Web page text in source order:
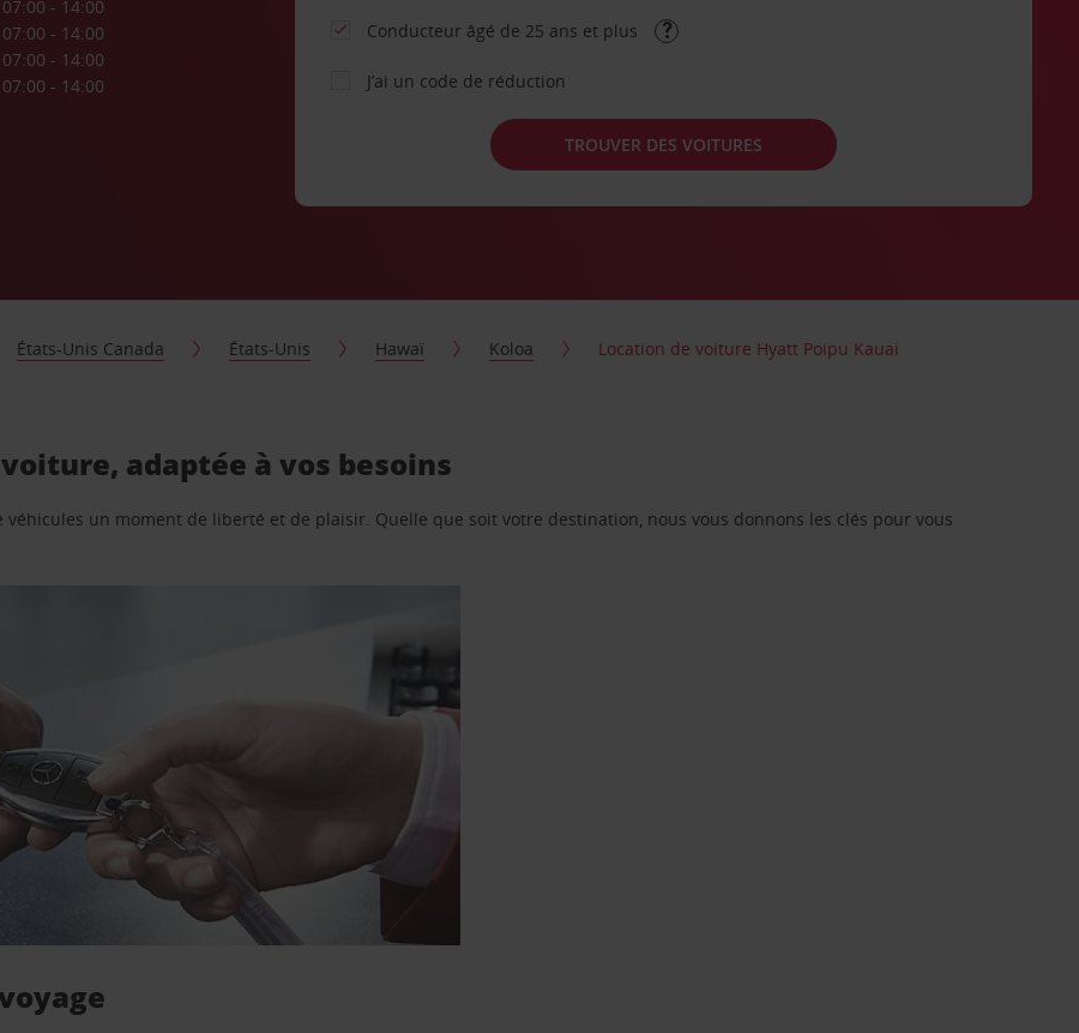
07:00 - 14:00
07:00 - 14:00
07:00 - 14:00
07:00 - 14:00
Conducteur âgé de 25 ans et plus
J’ai un code de réduction
TROUVER DES VOITURES
États-Unis Canada États-Unis Hawaï Koloa Location de voiture Hyatt Poipu Kauai
adaptée à vos besoins
un moment de liberté et de plaisir. Quelle que soit votre destination, nous vous donnons les clés pour vous